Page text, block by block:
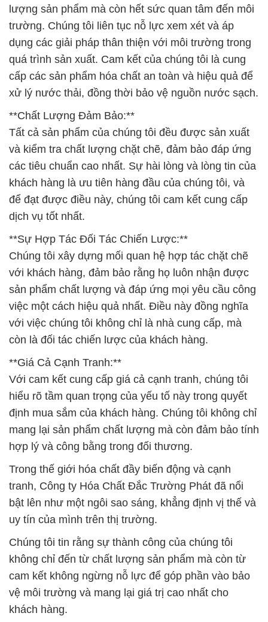
lượng sản phẩm mà còn hết sức quan tâm đến môi
trường. Chúng tôi liên tục nỗ lực xem xét và áp
dụng các giải pháp thân thiện với môi trường trong
quá trình sản xuất. Cam kết của chúng tôi là cung
cấp các sản phẩm hóa chất an toàn và hiệu quả để
xử lý nước thải, đồng thời bảo vệ nguồn nước sạch.
**Chất Lượng Đảm Bảo:**
Tất cả sản phẩm của chúng tôi đều được sản xuất
và kiểm tra chất lượng chặt chẽ, đảm bảo đáp ứng
các tiêu chuẩn cao nhất. Sự hài lòng và lòng tin của
khách hàng là ưu tiên hàng đầu của chúng tôi, và
để đạt được điều này, chúng tôi cam kết cung cấp
dịch vụ tốt nhất.
**Sự Hợp Tác Đối Tác Chiến Lược:**
Chúng tôi xây dựng mối quan hệ hợp tác chặt chẽ
với khách hàng, đảm bảo rằng họ luôn nhận được
sản phẩm chất lượng và đáp ứng mọi yêu cầu công
việc một cách hiệu quả nhất. Điều này đồng nghĩa
với việc chúng tôi không chỉ là nhà cung cấp, mà
còn là đối tác chiến lược của khách hàng.
**Giá Cả Cạnh Tranh:**
Với cam kết cung cấp giá cả cạnh tranh, chúng tôi
hiểu rõ tầm quan trọng của yếu tố này trong quyết
định mua sắm của khách hàng. Chúng tôi không chỉ
mang lại sản phẩm chất lượng mà còn đảm bảo tính
hợp lý và công bằng trong đối thương.
Trong thế giới hóa chất đầy biến động và cạnh
tranh, Công ty Hóa Chất Đắc Trường Phát đã nổi
bật lên như một ngôi sao sáng, khẳng định vị thế và
uy tín của mình trên thị trường.
Chúng tôi tin rằng sự thành công của chúng tôi
không chỉ đến từ chất lượng sản phẩm mà còn từ
cam kết không ngừng nỗ lực để góp phần vào bảo
vệ môi trường và mang lại giá trị cao nhất cho
khách hàng.